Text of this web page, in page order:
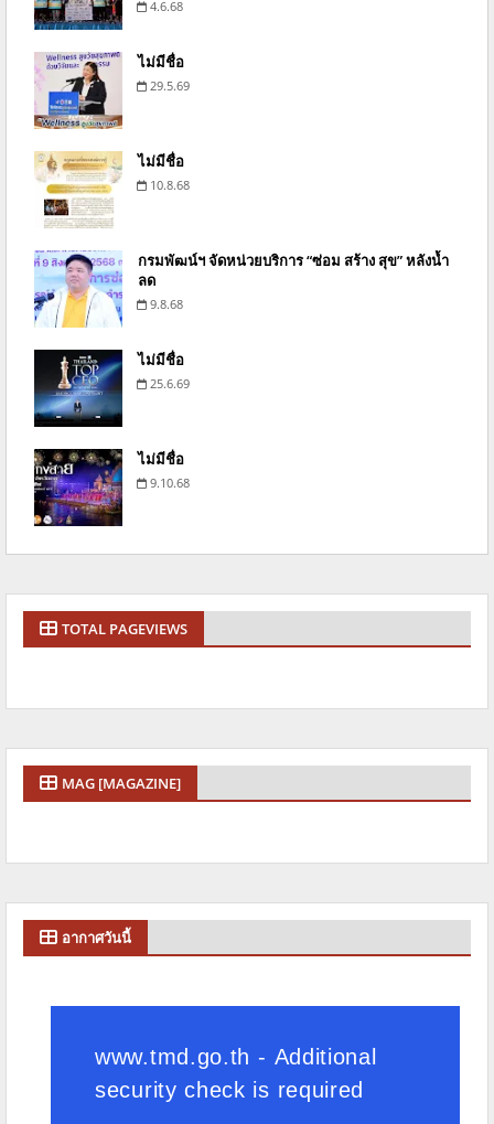
4.6.68
ไม่มีชื่อ
29.5.69
ไม่มีชื่อ
10.8.68
กรมพัฒน์ฯ จัดหน่วยบริการ “ซ่อม สร้าง สุข” หลังน้ำ
ลด
9.8.68
ไม่มีชื่อ
25.6.69
ไม่มีชื่อ
9.10.68
TOTAL PAGEVIEWS
MAG [MAGAZINE]
อากาศวันนี้